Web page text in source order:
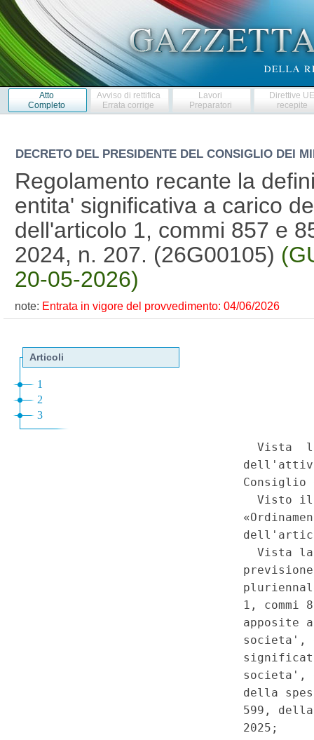
Atto
Completo
Avviso di rettifica
Errata corrige
Lavori
Preparatori
Direttive
recepite
DECRETO DEL PRESIDENTE DEL CONSIGLIO DEI
Regolamento recante la
entita' significativa a carico
dell'articolo 1, commi 857 e
2024, n. 207. (26G00105)
20-05-2026)
note: Entrata in vigore del provvedimento: 04/06/2026